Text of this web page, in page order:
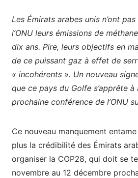
Les Émirats arabes unis n’ont
l’ONU leurs émissions de
dix ans. Pire, leurs objectifs en
de ce puissant gaz à effet de
« incohérents ». Un nouveau
que ce pays du Golfe s’apprête à
prochaine conférence de l’ONU
Ce nouveau manquement
plus la crédibilité des Émirats
organiser la COP28, qui doit se
novembre au 12 décembre